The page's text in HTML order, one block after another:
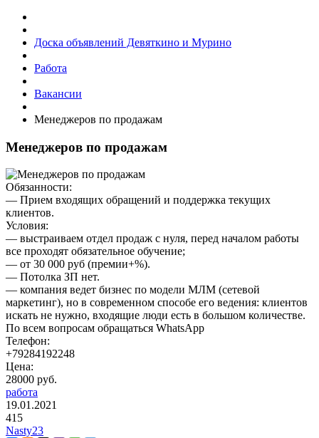
Доска объявлений Девяткино и Мурино
Работа
Вакансии
Менеджеров по продажам
Менеджеров по продажам
Обязанности:
— Прием входящих обращений и поддержка текущих
клиентов.
Условия:
— выстраиваем отдел продаж с нуля, перед началом работы
все проходят обязательное обучение;
— от 30 000 руб (премии+%).
— Потолка ЗП нет.
— компания ведет бизнес по модели МЛМ (сетевой
маркетинг), но в современном способе его ведения: клиентов
искать не нужно, входящие люди есть в большом количестве.
По всем вопросам обращаться WhatsApp
Телефон:
+79284192248
Цена:
28000 руб.
работа
19.01.2021
415
Nasty23